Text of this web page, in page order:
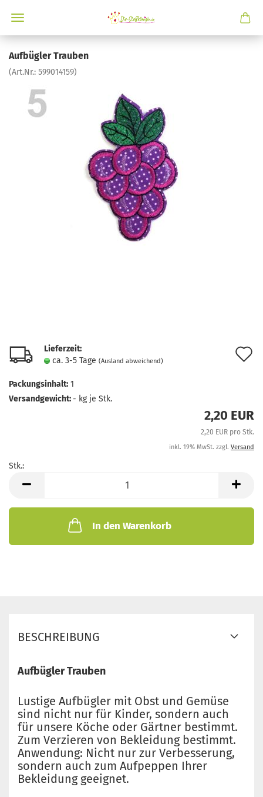
Aufbügler Trauben
(Art.Nr.: 599014159)
Lieferzeit:
ca. 3-5 Tage (Ausland abweichend)
Packungsinhalt: 1
Versandgewicht:- kg je Stk.
2,20 EUR
2,20 EUR pro Stk.
inkl. 19% MwSt. zzgl. Versand
Stk.:
In den Warenkorb
BESCHREIBUNG
Aufbügler Trauben
Lustige Aufbügler mit Obst und Gemüse
sind nicht nur für Kinder, sondern auch
für unsere Köche oder Gärtner bestimmt.
Zum Verzieren von Bekleidung bestimmt.
Anwendung: Nicht nur zur Verbesserung,
sondern auch zum Aufpeppen Ihrer
Bekleidung geeignet.